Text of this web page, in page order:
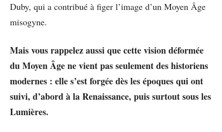
Duby, qui a contribué à figer l’image d’un Moyen Âge
misogyne.
Mais vous rappelez aussi que cette vision déformée
du Moyen Âge ne vient pas seulement des historiens
modernes : elle s’est forgée dès les époques qui ont
suivi, d’abord à la Renaissance, puis surtout sous les
Lumières.